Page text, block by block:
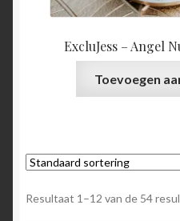
ExcluJess – Angel
Toevoegen
Resultaat 1–12 van de 54